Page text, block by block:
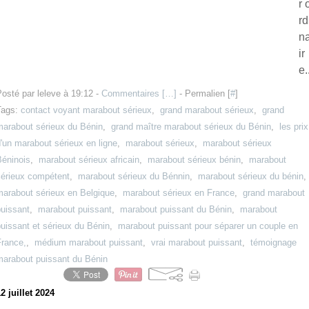
r
ir
par leleve à 19:12 - Commentaires […] - Permalien [#]
contact voyant marabout sérieux, grand marabout sérieux, grand
sérieux du Bénin, grand maître marabout sérieux du Bénin,
les prix
marabout sérieux en ligne, marabout sérieux, marabout sérieux
, marabout sérieux africain, marabout sérieux bénin, marabout
compétent, marabout sérieux du Bénnin, marabout sérieux du bénin,
sérieux en Belgique, marabout sérieux en France, grand marabout
, marabout puissant, marabout puissant du Bénin, marabout
et sérieux du Bénin, marabout puissant pour séparer un couple en
, médium marabout puissant, vrai marabout puissant, témoignage
puissant du Bénin
juillet 2024